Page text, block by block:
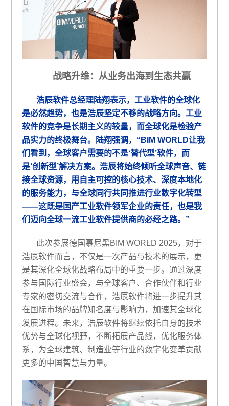
战略升维：从业务出海到生态共赢
浩辰软件总经理陆翔表示，工业软件的全球化
是必然趋势，也是浩辰坚定不移的战略方向。工业
软件的竞争是长期主义的较量，而全球化是检验产
品实力的终极舞台。陆翔强调， “BIM WORLD让我
们看到，全球客户需要的不是‘替代型’软件，而
是‘创新型’解决方案。浩辰将始终倾听全球声音、链
接全球资源，用自主可控的核心技术、深度本地化
的服务能力，与全球同行共同推进行业数字化转型
——这既是国产工业软件领军企业的责任，也是我
们迈向全球一流工业软件提供商的必经之路。”
此次参展德国慕尼黑BIM WORLD 2025，对于
浩辰软件而言，不仅是一次产品与技术的展示，更
是其深化全球化战略布局中的重要一步。通过深度
参与国际行业盛会，与全球客户、合作伙伴和行业
专家的密切交流与合作，浩辰软件将进一步提升其
在国际市场的品牌知名度与影响力，加速其全球化
发展进程。未来，浩辰软件将继续依托自身的技术
优势与全球化视野，不断拓展产品线，优化服务体
系，为全球建筑、制造业等行业的数字化变革贡献
更多的中国智慧与力量。